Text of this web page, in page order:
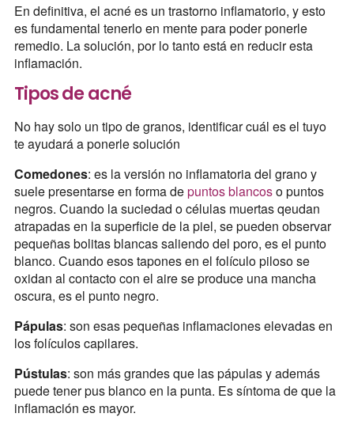
En definitiva, el acné es un trastorno inflamatorio, y esto
es fundamental tenerlo en mente para poder ponerle
remedio. La solución, por lo tanto está en reducir esta
inflamación.
Tipos de acné
No hay solo un tipo de granos, identificar cuál es el tuyo
te ayudará a ponerle solución
Comedones: es la versión no inflamatoria del grano y
suele presentarse en forma depuntos blancoso puntos
negros. Cuando la suciedad o células muertas qeudan
atrapadas en la superficie de la piel, se pueden observar
pequeñas bolitas blancas saliendo del poro, es el punto
blanco. Cuando esos tapones en el folículo piloso se
oxidan al contacto con el aire se produce una mancha
oscura, es el punto negro.
Pápulas: son esas pequeñas inflamaciones elevadas en
los folículos capilares.
Pústulas: son más grandes que las pápulas y además
puede tener pus blanco en la punta. Es síntoma de que la
inflamación es mayor.